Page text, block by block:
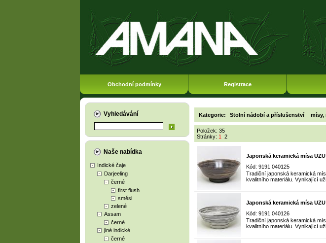
Obchodní podmínky Registrace
Vyhledávání
Naše nabídka
Indické čaje
Darjeeling
černé
first flush
směsi
zelené
Assam
černé
jiné indické
černé
Kategorie: Stolní nádobí a příslušenství mísy,
Položek: 35
Stránky: 1 2
Japonská keramická mísa
Kód: 9191 040125
Tradiční japonská keramická
kvalitního materiálu. Vynikající
Japonská keramická mísa UZU
Kód: 9191 040126
Tradiční japonská keramická
kvalitního materiálu. Vynikající